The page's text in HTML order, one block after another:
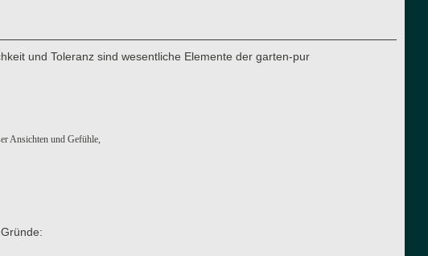
und Toleranz sind wesentliche Elemente der garten-pur
Ansichten und Gefühle,